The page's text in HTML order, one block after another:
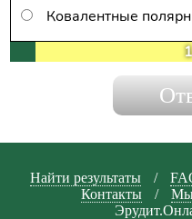
Ковалентные
Найти результаты /
Контакты
/